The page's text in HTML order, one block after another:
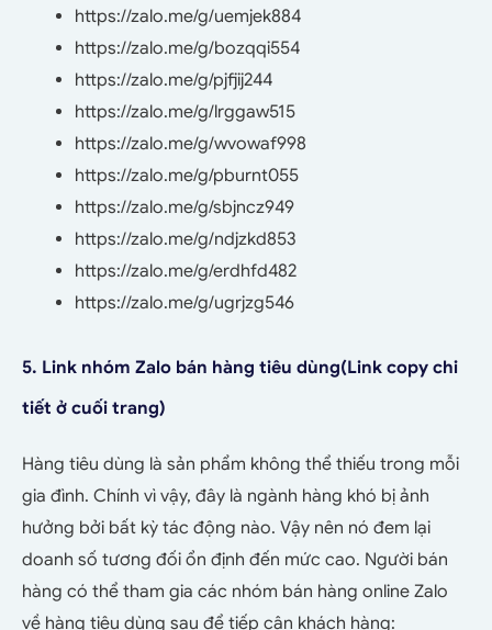
https://zalo.me/g/uemjek884
https://zalo.me/g/bozqqi554
https://zalo.me/g/pjfjij244
https://zalo.me/g/lrggaw515
https://zalo.me/g/wvowaf998
https://zalo.me/g/pburnt055
https://zalo.me/g/sbjncz949
https://zalo.me/g/ndjzkd853
https://zalo.me/g/erdhfd482
https://zalo.me/g/ugrjzg546
5. Link nhóm Zalo bán hàng tiêu dùng(Link copy chi
tiết ở cuối trang)
Hàng tiêu dùng là sản phẩm không thể thiếu trong mỗi
gia đình. Chính vì vậy, đây là ngành hàng khó bị ảnh
hưởng bởi bất kỳ tác động nào. Vậy nên nó đem lại
doanh số tương đối ổn định đến mức cao. Người bán
hàng có thể tham gia các nhóm bán hàng online Zalo
về hàng tiêu dùng sau để tiếp cận khách hàng: